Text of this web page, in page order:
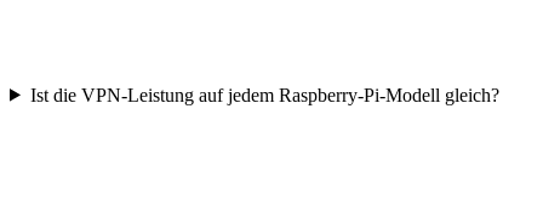
Ist die VPN-Leistung auf jedem Raspberry-Pi-Modell gleich?